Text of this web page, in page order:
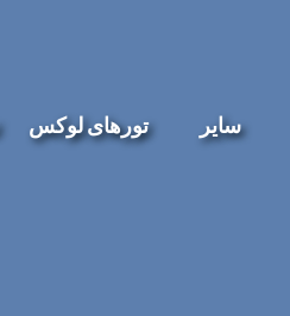
سایر تورهای لوکس